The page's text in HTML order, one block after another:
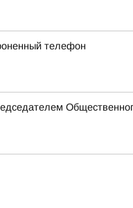
телефон